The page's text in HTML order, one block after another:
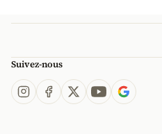
Suivez-nous